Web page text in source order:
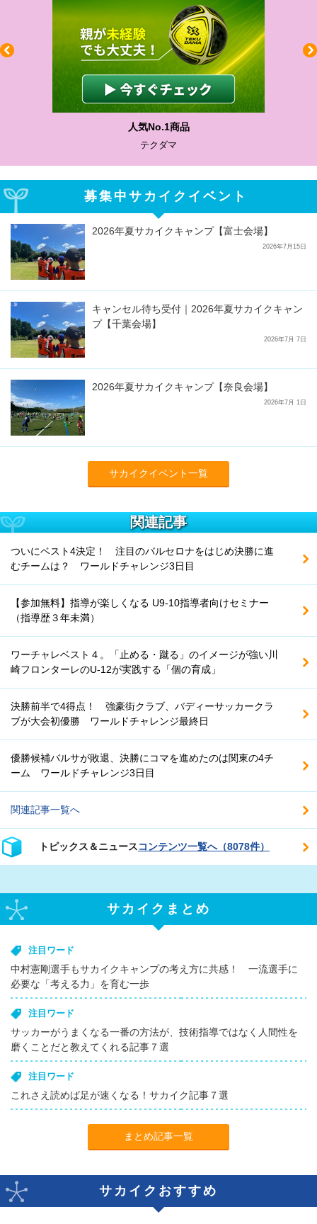
人気No.1商品
テクダマ
募集中サカイクイベント
2026年夏サカイクキャンプ【富士会場】
2026年7月15日
キャンセル待ち受付｜2026年夏サカイクキャン
プ【千葉会場】
2026年7月 7日
2026年夏サカイクキャンプ【奈良会場】
2026年7月 1日
サカイクイベント一覧
関連記事
ついにベスト4決定！ 注目のバルセロナをはじめ決勝に進
むチームは？ ワールドチャレンジ3日目
【参加無料】指導が楽しくなる U9-10指導者向けセミナー
（指導歴３年未満）
ワーチャレベスト４。「止める・蹴る」のイメージが強い川
崎フロンターレのU-12が実践する「個の育成」
決勝前半で4得点！ 強豪街クラブ、バディーサッカークラ
ブが大会初優勝 ワールドチャレンジ最終日
優勝候補バルサが敗退、決勝にコマを進めたのは関東の4チ
ーム ワールドチャレンジ3日目
関連記事一覧へ
トピックス＆ニュースコンテンツ一覧へ（8078件）
サカイクまとめ
注目ワード
中村憲剛選手もサカイクキャンプの考え方に共感！ 一流選手に
必要な「考える力」を育む一歩
注目ワード
サッカーがうまくなる一番の方法が、技術指導ではなく人間性を
磨くことだと教えてくれる記事７選
注目ワード
これさえ読めば足が速くなる！サカイク記事７選
まとめ記事一覧
サカイクおすすめ